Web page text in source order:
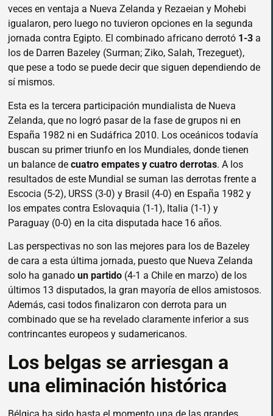
veces en ventaja a Nueva Zelanda y Rezaeian y Mohebi
igualaron, pero luego no tuvieron opciones en la segunda
jornada contra Egipto. El combinado africano derrotó 1-3 a
los de Darren Bazeley (Surman; Ziko, Salah, Trezeguet),
que pese a todo se puede decir que siguen dependiendo de
sí mismos.
Esta es la tercera participación mundialista de Nueva
Zelanda, que no logró pasar de la fase de grupos ni en
España 1982 ni en Sudáfrica 2010. Los oceánicos todavía
buscan su primer triunfo en los Mundiales, donde tienen
un balance de cuatro empates y cuatro derrotas. A los
resultados de este Mundial se suman las derrotas frente a
Escocia (5-2), URSS (3-0) y Brasil (4-0) en España 1982 y
los empates contra Eslovaquia (1-1), Italia (1-1) y
Paraguay (0-0) en la cita disputada hace 16 años.
Las perspectivas no son las mejores para los de Bazeley
de cara a esta última jornada, puesto que Nueva Zelanda
solo ha ganado un partido (4-1 a Chile en marzo) de los
últimos 13 disputados, la gran mayoría de ellos amistosos.
Además, casi todos finalizaron con derrota para un
combinado que se ha revelado claramente inferior a sus
contrincantes europeos y sudamericanos.
Los belgas se arriesgan a
una eliminación histórica
Bélgica ha sido hasta el momento una de las grandes